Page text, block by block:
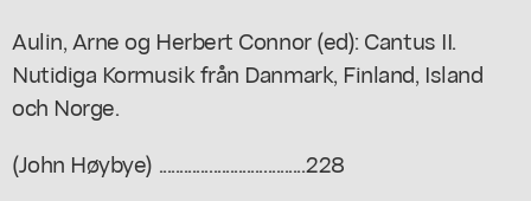
Aulin, Arne og Herbert Connor (ed): Cantus II.
Nutidiga Kormusik från Danmark, Finland, Island
och Norge.
(John Høybye) ...................................228